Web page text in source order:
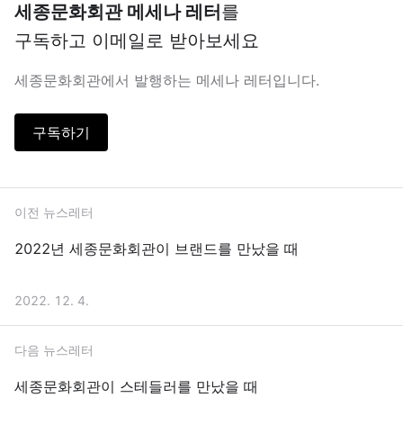
세종문화회관 메세나 레터를
구독하고 이메일로 받아보세요
세종문화회관에서 발행하는 메세나 레터입니다.
구독하기
이전 뉴스레터
2022년 세종문화회관이 브랜드를 만났을 때
2022. 12. 4.
다음 뉴스레터
세종문화회관이 스테들러를 만났을 때